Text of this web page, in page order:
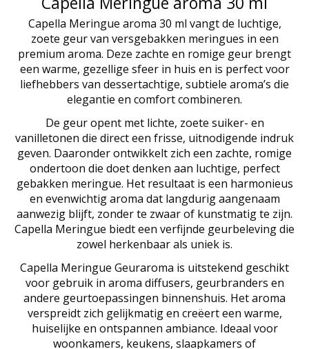
Capella Meringue aroma 30 ml vangt de luchtige,
zoete geur van versgebakken meringues in een
premium aroma. Deze zachte en romige geur brengt
een warme, gezellige sfeer in huis en is perfect voor
liefhebbers van dessertachtige, subtiele aroma’s die
elegantie en comfort combineren.
De geur opent met lichte, zoete suiker- en
vanilletonen die direct een frisse, uitnodigende indruk
geven. Daaronder ontwikkelt zich een zachte, romige
ondertoon die doet denken aan luchtige, perfect
gebakken meringue. Het resultaat is een harmonieus
en evenwichtig aroma dat langdurig aangenaam
aanwezig blijft, zonder te zwaar of kunstmatig te zijn.
Capella Meringue biedt een verfijnde geurbeleving die
zowel herkenbaar als uniek is.
Capella Meringue Geuraroma is uitstekend geschikt
voor gebruik in aroma diffusers, geurbranders en
andere geurtoepassingen binnenshuis. Het aroma
verspreidt zich gelijkmatig en creëert een warme,
huiselijke en ontspannen ambiance. Ideaal voor
woonkamers, keukens, slaapkamers of